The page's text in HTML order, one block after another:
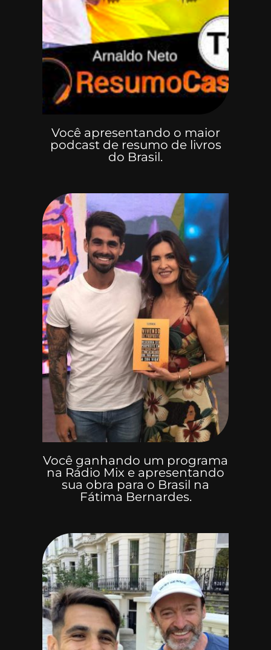
Você apresentando o maior
podcast de resumo de livros
do Brasil.
Você ganhando um programa
na Rádio Mix e apresentando
sua obra para o Brasil na
Fátima Bernardes.